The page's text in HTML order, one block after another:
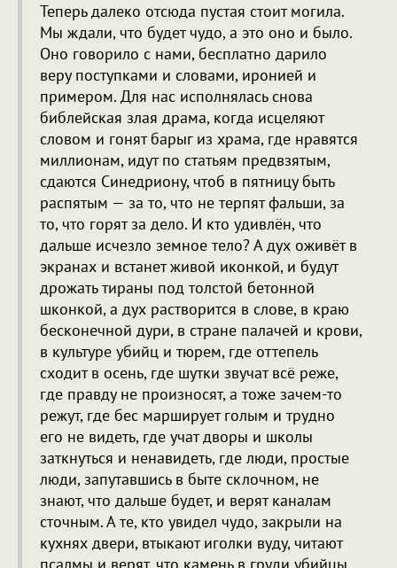
Теперь далеко отсюда пустая стоит могила.
Мы ждали, что будет чудо, а это оно и было.
Оно говорило с нами, бесплатно дарило
веру поступками и словами, иронией и
примером. Для нас исполнялась снова
библейская злая драма, когда исцеляют
словом и гонят барыг из храма, где нравятся
миллионам, идут по статьям предвзятым,
сдаются Синедриону, чтоб в пятницу быть
распятым — за то, что не терпят фальши, за
то, что горят за дело. И кто удивлён, что
дальше исчезло земное тело? А дух оживёт в
экранах и встанет живой иконкой, и будут
дрожать тираны под толстой бетонной
шконкой, а дух растворится в слове, в краю
бесконечной дури, в стране палачей и крови,
в культуре убийц и тюрем, где оттепель
сходит в осень, где шутки звучат всё реже,
где правду не произносят, а тоже зачем-то
режут, где бес марширует голым и трудно
его не видеть, где учат дворы и школы
заткнуться и ненавидеть, где люди, простые
люди, запутавшись в быте склочном, не
знают, что дальше будет, и верят каналам
сточным. А те, кто увидел чудо, закрыли на
кухнях двери, втыкают иголки вуду, читают